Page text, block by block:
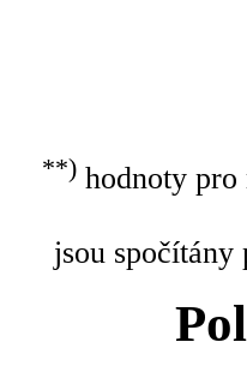
**)hodnoty pro
jsou spočítány